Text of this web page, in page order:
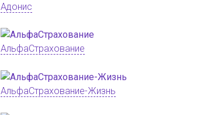
Адонис
АльфаСтрахование
АльфаСтрахование-Жизнь